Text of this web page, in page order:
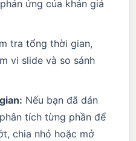
ứng của khán giả
tra tổng thời gian,
vi slide và so sánh
Nếu bạn đã dán
tích từng phần để
chia nhỏ hoặc mở